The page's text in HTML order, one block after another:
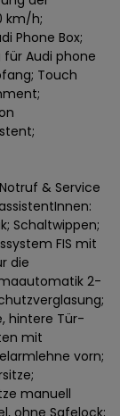
km/h;
Phone Box;
für Audi phone
Touch
& Service
Schaltwippen;
FIS mit
die
2-
hintere Tür-
mit
vorn;
manuell
ohne Safelock;